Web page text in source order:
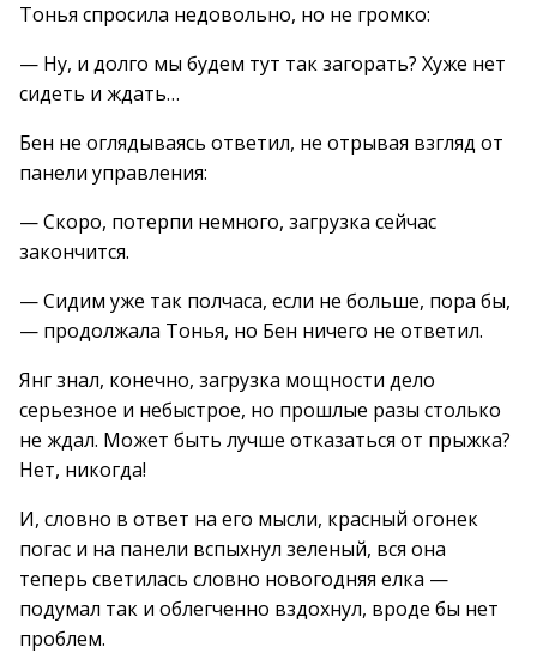
Тонья спросила недовольно, но не громко:
— Ну, и долго мы будем тут так загорать? Хуже нет
сидеть и ждать…
Бен не оглядываясь ответил, не отрывая взгляд от
панели управления:
— Скоро, потерпи немного, загрузка сейчас
закончится.
— Сидим уже так полчаса, если не больше, пора бы,
— продолжала Тонья, но Бен ничего не ответил.
Янг знал, конечно, загрузка мощности дело
серьезное и небыстрое, но прошлые разы столько
не ждал. Может быть лучше отказаться от прыжка?
Нет, никогда!
И, словно в ответ на его мысли, красный огонек
погас и на панели вспыхнул зеленый, вся она
теперь светилась словно новогодняя елка —
подумал так и облегченно вздохнул, вроде бы нет
проблем.